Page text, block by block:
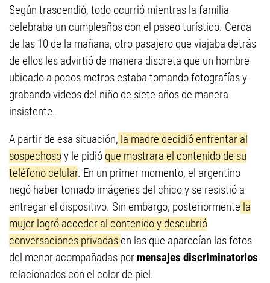
Según trascendió, todo ocurrió mientras la familia
celebraba un cumpleaños con el paseo turístico. Cerca
de las 10 de la mañana, otro pasajero que viajaba detrás
de ellos les advirtió de manera discreta que un hombre
ubicado a pocos metros estaba tomando fotografías y
grabando videos del niño de siete años de manera
insistente.
A partir de esa situación, la madre decidió enfrentar al
sospechosoy le pidió que mostrara el contenido de su
teléfono celular. En un primer momento, el argentino
negó haber tomado imágenes del chico y se resistió a
entregar el dispositivo. Sin embargo, posteriormente la
mujer logró acceder al contenido y descubrió
conversaciones privadasen las que aparecían las fotos
del menor acompañadas por mensajes discriminatorios
relacionados con el color de piel.